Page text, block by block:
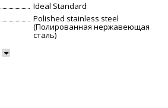
Ideal Standard
Polished stainless steel
(Полированная нержавеющая
сталь)